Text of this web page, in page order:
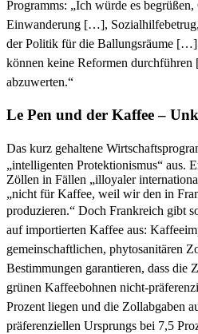
Programms: „Ich würde es
Einwanderung […],
der Politik für die Ballungsräume
können keine Reformen
abzuwerten.“
Le Pen und der Kaffee –
Das kurz gehaltene
„intelligenten Protektionismus“ aus.
Zöllen in Fällen „illoyaler
„nicht für Kaffee, weil wir den in
produzieren.“ Doch Frankreich gibt
auf importierten Kaffee aus:
gemeinschaftlichen, phytosanitären
Bestimmungen garantieren, dass die
grünen Kaffeebohnen nicht-
Prozent liegen und die Zollabgaben
präferenziellen Ursprungs bei 7,5